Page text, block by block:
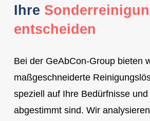
Ihre
entscheiden
Bei der GeAbCon-Group bieten
maßgeschneiderte
speziell auf Ihre Bedürfnisse
abgestimmt sind. Wir